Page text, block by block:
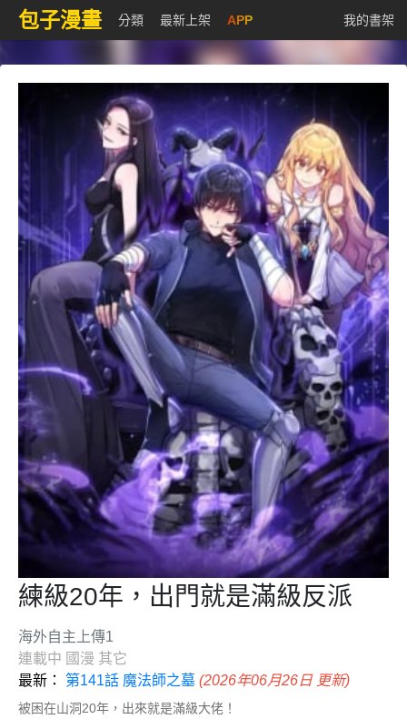
包子漫畫 分類 最新上架 APP 我的書架
練級20年，出門就是滿級反派
海外自主上傳1
連載中 國漫 其它
最新： 第141話 魔法師之墓 (2026年06月26日 更新)
被困在山洞20年，出來就是滿級大佬！